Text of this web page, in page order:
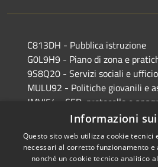
C813DH - Pubblica istruzione
G0L9H9 - Piano di zona e
9S8Q20 - Servizi sociali e
MULU92 - Politiche giovanili e
JMVI54 - CED, protocollo e
EFR931 - Polizia Locale
Informazioni
Questo sito web utilizza cookie
necessari al corretto funzionamento e
nonché un cookie tecnico analitico